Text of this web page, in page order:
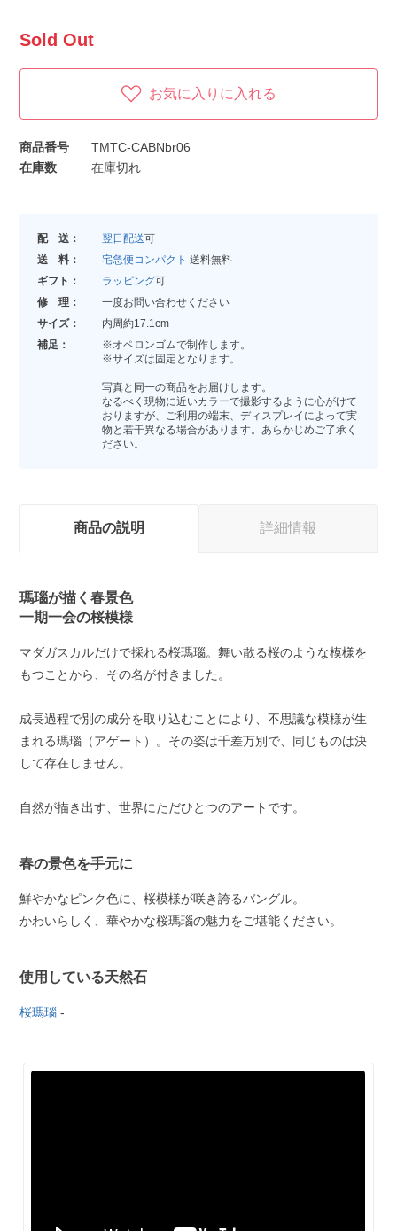
Sold Out
お気に入りに入れる
商品番号
TMTC-CABNbr06
在庫数
在庫切れ
配 送： 翌日配送可
送 料：
宅急便コンパクト 送料無料
ギフト：
ラッピング可
修 理：
一度お問い合わせください
サイズ：
内周約17.1cm
補足：
※オペロンゴムで制作します。
※サイズは固定となります。
写真と同一の商品をお届けします。
なるべく現物に近いカラーで撮影するように心がけて
おりますが、ご利用の端末、ディスプレイによって実
物と若干異なる場合があります。あらかじめご了承く
ださい。
商品の説明 詳細情報
瑪瑙が描く春景色
一期一会の桜模様
マダガスカルだけで採れる桜瑪瑙。舞い散る桜のような模様を
もつことから、その名が付きました。
成長過程で別の成分を取り込むことにより、不思議な模様が生
まれる瑪瑙（アゲート）。その姿は千差万別で、同じものは決
して存在しません。
自然が描き出す、世界にただひとつのアートです。
春の景色を手元に
鮮やかなピンク色に、桜模様が咲き誇るバングル。
かわいらしく、華やかな桜瑪瑙の魅力をご堪能ください。
使用している天然石
桜瑪瑙 -